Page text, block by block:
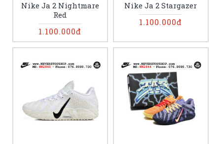
Nike Ja 2 Nightmare
Red
1.100.000đ
Nike Ja 2 Stargazer
1.100.000đ